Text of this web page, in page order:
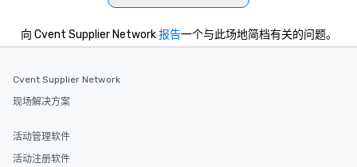
向 Cvent Supplier Network报告一个与此场地简档有关的问题。
Cvent Supplier Network
现场解决方案
活动管理软件
活动注册软件